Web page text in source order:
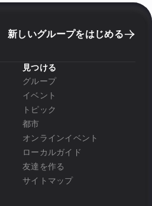
新しいグループをはじめる
見つける
グループ
イベント
トピック
都市
オンラインイベント
ローカルガイド
友達を作る
サイトマップ